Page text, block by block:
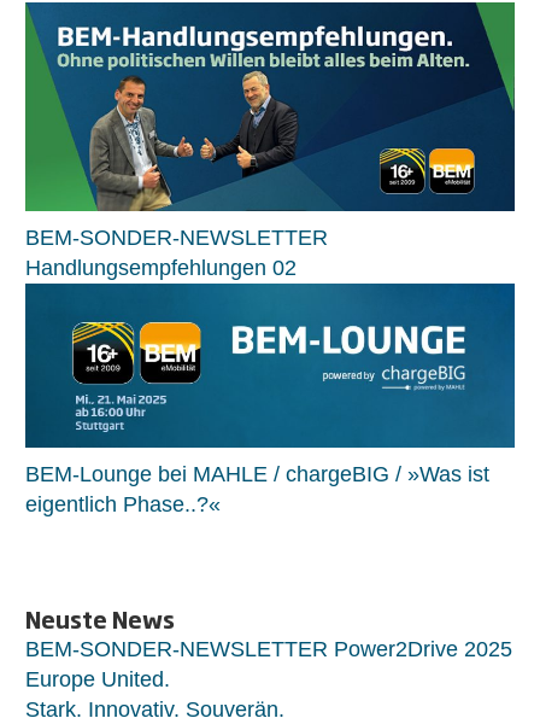
BEM-SONDER-NEWSLETTER
Handlungsempfehlungen 02
BEM-Lounge bei MAHLE / chargeBIG / »Was ist
eigentlich Phase..?«
Neuste News
BEM-SONDER-NEWSLETTER Power2Drive 2025
Europe United.
Stark. Innovativ. Souverän.